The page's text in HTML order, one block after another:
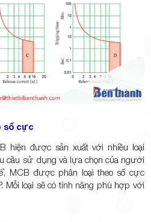
số cực
hiện được sản xuất với nhiều loại
cầu sử dụng và lựa chọn của người
MCB được phân loại theo số cực
Mỗi loại sẽ có tính năng phù hợp với